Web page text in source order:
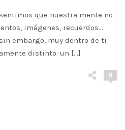
que nuestra mente no
imágenes, recuerdos…
embargo, muy dentro de ti
distinto: un […]
0